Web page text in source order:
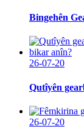
Bingehên
26-07-20
Qutîyên
26-07-20